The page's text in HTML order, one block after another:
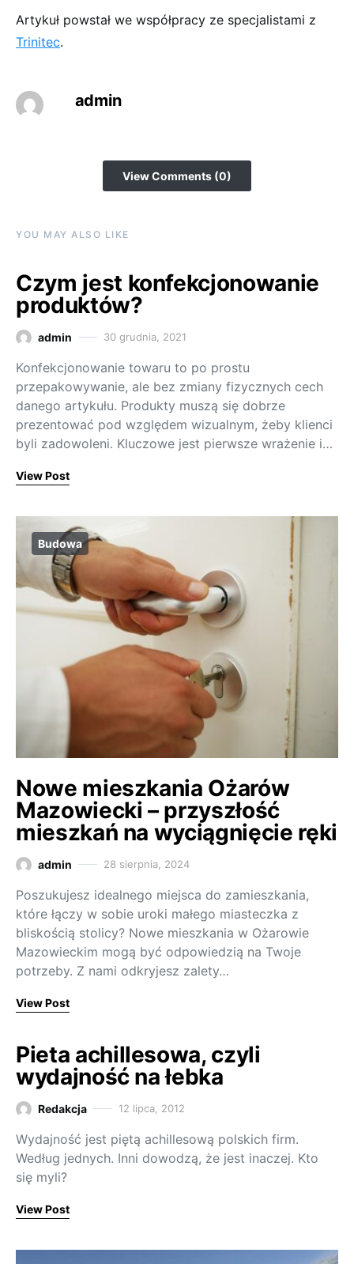
Artykuł powstał we współpracy ze specjalistami z
Trinitec.
admin
View Comments (0)
YOU MAY ALSO LIKE
Czym jest konfekcjonowanie
produktów?
admin 30 grudnia, 2021
Konfekcjonowanie towaru to po prostu
przepakowywanie, ale bez zmiany fizycznych cech
danego artykułu. Produkty muszą się dobrze
prezentować pod względem wizualnym, żeby klienci
byli zadowoleni. Kluczowe jest pierwsze wrażenie i…
View Post
Budowa
Nowe mieszkania Ożarów
Mazowiecki – przyszłość
mieszkań na wyciągnięcie ręki
admin 28 sierpnia, 2024
Poszukujesz idealnego miejsca do zamieszkania,
które łączy w sobie uroki małego miasteczka z
bliskością stolicy? Nowe mieszkania w Ożarowie
Mazowieckim mogą być odpowiedzią na Twoje
potrzeby. Z nami odkryjesz zalety…
View Post
Pieta achillesowa, czyli
wydajność na łebka
Redakcja 12 lipca, 2012
Wydajność jest piętą achillesową polskich firm.
Według jednych. Inni dowodzą, że jest inaczej. Kto
się myli?
View Post